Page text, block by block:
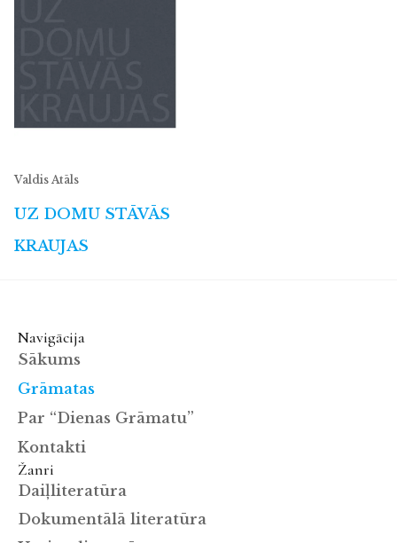
Valdis Atāls
UZ DOMU STĀVĀS
KRAUJAS
Navigācija
Sākums
Grāmatas
Par “Dienas Grāmatu”
Kontakti
Žanri
Daiļliteratūra
Dokumentālā literatūra